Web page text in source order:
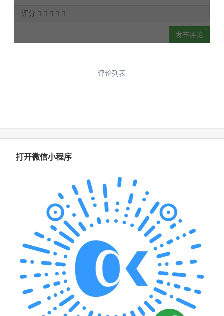
评分
发布评论
评论列表
打开微信小程序